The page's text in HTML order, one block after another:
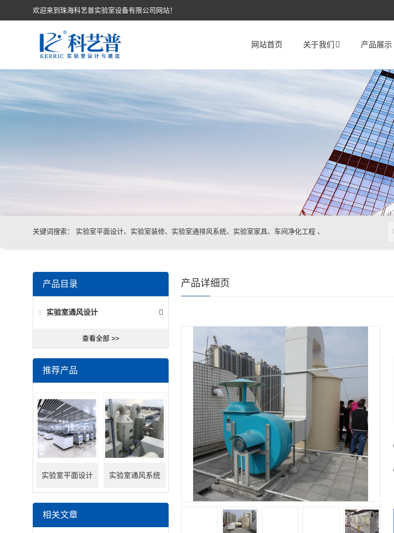
欢迎来到珠海科艺普实验室设备有限公司网站！
网站首页 关于我们 产品展示
关键词搜索： 实验室平面设计、实验室装修、实验室通排风系统、实验室家具、车间净化工程 、
产品目录
实验室通风设计
查看全部 >>
推荐产品
实验室平面设计 实验室通风系统
相关文章
产品详细页